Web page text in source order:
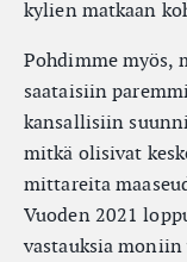
kylien matkaan
Pohdimme myös,
saataisiin
kansallisiin
mitkä olisivat
mittareita
Vuoden 2021
vastauksia